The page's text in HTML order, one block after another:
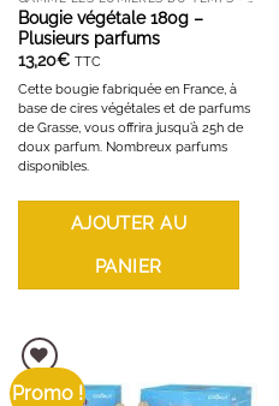
Bougie végétale 180g –
Plusieurs parfums
13,20€ TTC
Cette bougie fabriquée en France, à
base de cires végétales et de parfums
de Grasse, vous offrira jusqu’à 25h de
doux parfum. Nombreux parfums
disponibles.
AJOUTER AU
PANIER
Promo !
AJOUTER À LA LISTE D'ENVIES